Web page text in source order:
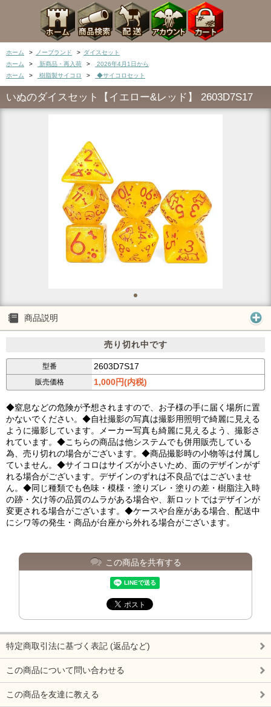
ホーム > ノーブランド > ダイスセット
ホーム
> 新商品・再入荷 >
2026年4月1日から
ホーム
> 樹脂製サイコロ > ◆サイコロセット
いぬのダイスセット【イエロー&レッド】 2603D7S17
商品説明
売り切れ中です
型番 2603D7S17
販売価格 1,000円(内税)
◆窒息などの危険が予想されますので、お子様の手に届く場所に置
かないでください。◆自社撮影の写真は撮影用照明で綺麗に見える
ように撮影しています。メーカー写真も綺麗に見えるよう、撮影さ
れています。◆こちらの商品は他システムでも併用販売している
為、売り切れの場合がございます。◆商品撮影時の小物等は付属し
ていません。◆サイコロはサイズが小さいため、面のデザインがず
れる場合がございます。デザインのずれは不良品ではございませ
ん。◆同じ種類でも色味・模様・塗りズレ・塗りの差・樹脂注入時
の跡・欠け等の品質のムラがある場合や、新ロットではデザインが
変更される場合がございます。◆ケースや台座がある場合、配送中
にシワ等の発生・商品が台座から外れる場合がございます。
この商品を共有する
特定商取引法に基づく表記 (返品など)
この商品について問い合わせる
この商品を友達に教える